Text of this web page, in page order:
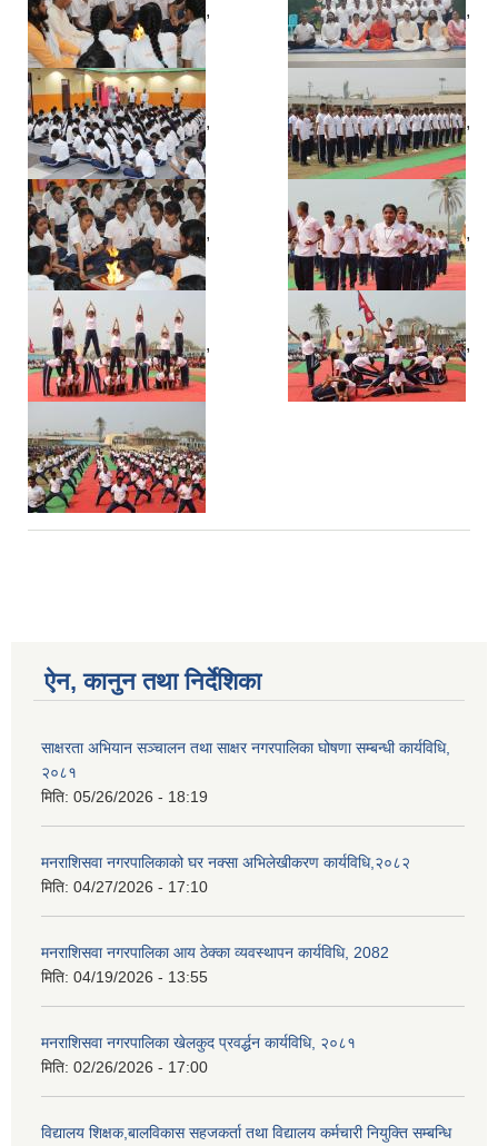
, ,
, ,
, ,
, ,
ऐन, कानुन तथा निर्देशिका
साक्षरता अभियान सञ्चालन तथा साक्षर नगरपालिका घोषणा सम्बन्धी कार्यविधि,
२०८१
मिति: 05/26/2026 - 18:19
मनराशिसवा नगरपालिकाको घर नक्सा अभिलेखीकरण कार्यविधि,२०८२
मिति: 04/27/2026 - 17:10
मनराशिसवा नगरपालिका आय ठेक्का व्यवस्थापन कार्यविधि, 2082
मिति: 04/19/2026 - 13:55
मनराशिसवा नगरपालिका खेलकुद प्रवर्द्धन कार्यविधि, २०८१
मिति: 02/26/2026 - 17:00
विद्यालय शिक्षक,बालविकास सहजकर्ता तथा विद्यालय कर्मचारी नियुक्ति सम्बन्धि